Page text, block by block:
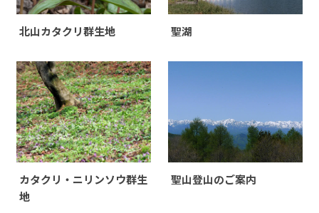
北山カタクリ群生地 聖湖
カタクリ・ニリンソウ群生
地
聖山登山のご案内